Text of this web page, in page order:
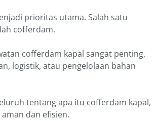
prioritas utama. Salah satu
cofferdam.
cofferdam kapal sangat penting,
logistik, atau pengelolaan bahan
tentang apa itu cofferdam kapal,
dan efisien.